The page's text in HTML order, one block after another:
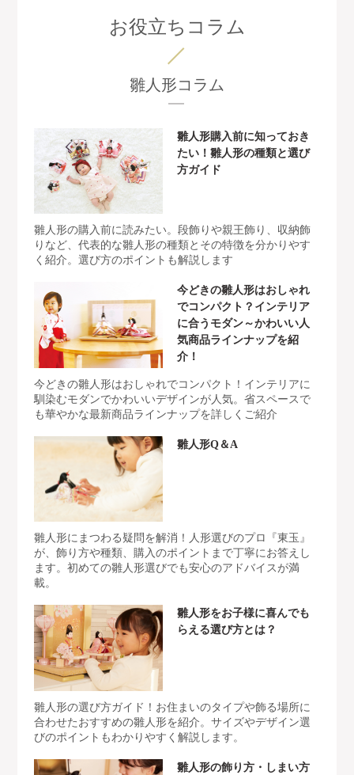
お役立ちコラム
雛人形コラム
雛人形購入前に知っておき
たい！雛人形の種類と選び
方ガイド
雛人形の購入前に読みたい。段飾りや親王飾り、収納飾
りなど、代表的な雛人形の種類とその特徴を分かりやす
く紹介。選び方のポイントも解説します
今どきの雛人形はおしゃれ
でコンパクト？インテリア
に合うモダン～かわいい人
気商品ラインナップを紹
介！
今どきの雛人形はおしゃれでコンパクト！インテリアに
馴染むモダンでかわいいデザインが人気。省スペースで
も華やかな最新商品ラインナップを詳しくご紹介
雛人形Q＆A
雛人形にまつわる疑問を解消！人形選びのプロ『東玉』
が、飾り方や種類、購入のポイントまで丁寧にお答えし
ます。初めての雛人形選びでも安心のアドバイスが満
載。
雛人形をお子様に喜んでも
らえる選び方とは？
雛人形の選び方ガイド！お住まいのタイプや飾る場所に
合わせたおすすめの雛人形を紹介。サイズやデザイン選
びのポイントもわかりやすく解説します。
雛人形の飾り方・しまい方